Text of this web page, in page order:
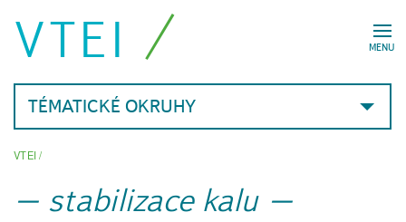
MENU
VTEI
TÉMATICKÉ OKRUHY
VTEI/
stabilizace kalu